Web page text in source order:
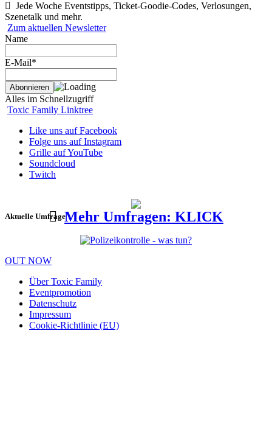
Jede Woche Eventstipps, Ticket-Goodie-Codes, Verlosungen,
Szenetalk und mehr.
Zum aktuellen Newsletter
Name
E-Mail*
Alles im Schnellzugriff
Toxic Family Linktree
Like uns auf Facebook
Folge uns auf Instagram
Grille auf YouTube
Soundcloud
Twitch
Aktuelle UmfrageMehr Umfragen: KLICK
OUT NOW
Über Toxic Family
Eventpromotion
Datenschutz
Impressum
Cookie-Richtlinie (EU)